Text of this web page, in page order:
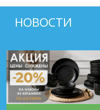
НОВОСТИ